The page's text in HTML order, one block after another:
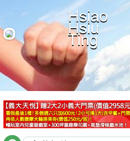
最新留言
商家合作
推薦景點
討論區
Hsiao
Hsiu
Ting